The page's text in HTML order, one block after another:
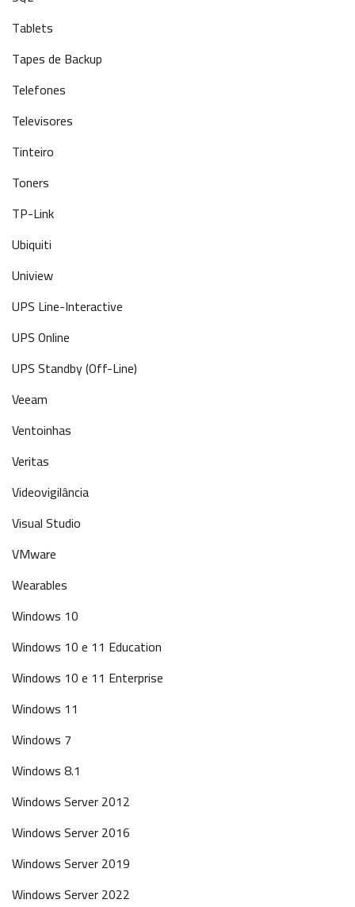
Tablets
Tapes de Backup
Telefones
Televisores
Tinteiro
Toners
TP-Link
Ubiquiti
Uniview
UPS Line-Interactive
UPS Online
UPS Standby (Off-Line)
Veeam
Ventoinhas
Veritas
Videovigilância
Visual Studio
VMware
Wearables
Windows 10
Windows 10 e 11 Education
Windows 10 e 11 Enterprise
Windows 11
Windows 7
Windows 8.1
Windows Server 2012
Windows Server 2016
Windows Server 2019
Windows Server 2022